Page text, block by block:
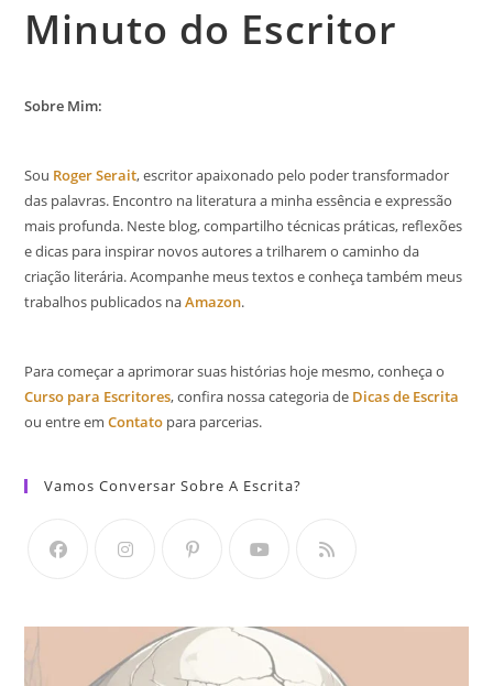
Minuto do Escritor
Sobre Mim:
Sou Roger Serait, escritor apaixonado pelo poder transformador
das palavras. Encontro na literatura a minha essência e expressão
mais profunda. Neste blog, compartilho técnicas práticas, reflexões
e dicas para inspirar novos autores a trilharem o caminho da
criação literária. Acompanhe meus textos e conheça também meus
trabalhos publicados naAmazon.
Para começar a aprimorar suas histórias hoje mesmo, conheça o
Curso para Escritores, confira nossa categoria de Dicas de Escrita
ou entre emContato para parcerias.
Vamos Conversar Sobre A Escrita?
nova
uma
nova
uma
nova
uma
nova